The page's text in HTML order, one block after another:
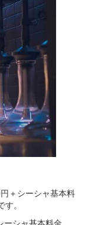
＋シーシャ基本料
。